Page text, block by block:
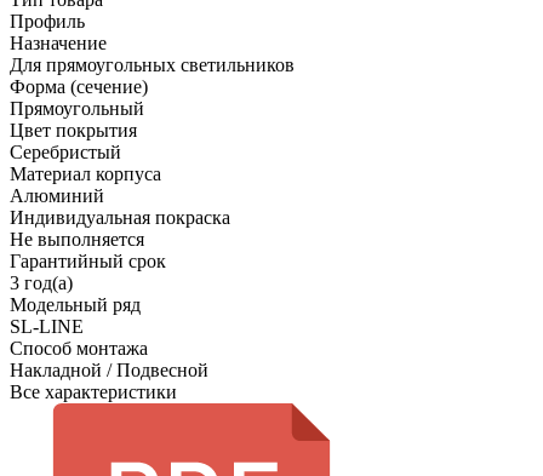
Профиль
Назначение
Для прямоугольных светильников
Форма (сечение)
Прямоугольный
Цвет покрытия
Серебристый
Материал корпуса
Алюминий
Индивидуальная покраска
Не выполняется
Гарантийный срок
3 год(а)
Модельный ряд
SL-LINE
Способ монтажа
Накладной / Подвесной
Все характеристики